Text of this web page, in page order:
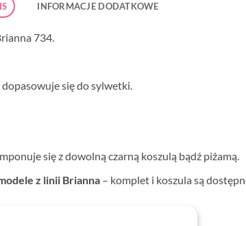
INFORMACJE DODATKOWE
734.
się do sylwetki.
się z dowolną czarną koszulą bądź piżamą.
z linii Brianna– komplet i koszula są